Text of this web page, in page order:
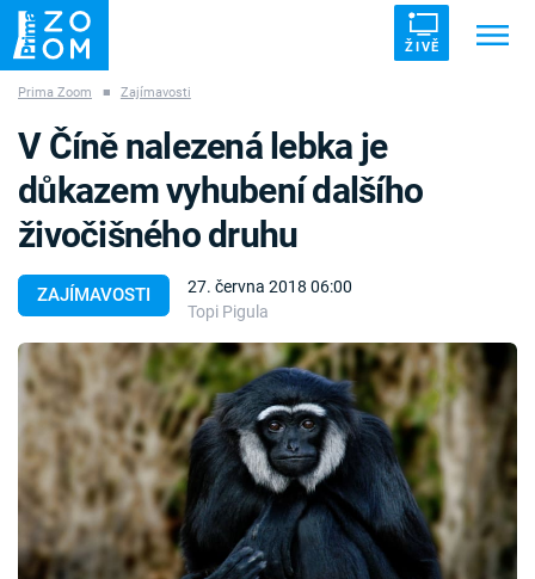
ŽIVĚ
ZÁHADY VETŘELCI DÁVNOVĚKU
Témata
Témata
Pořady
TV Program
Časopis
Prima Zoom ■ Zajímavosti
ZAJÍMAVOSTI
27. června 2018 06:00
Topi Pigula
V Číně nalezená lebka je
důkazem vyhubení dalšího
živočišného druhu